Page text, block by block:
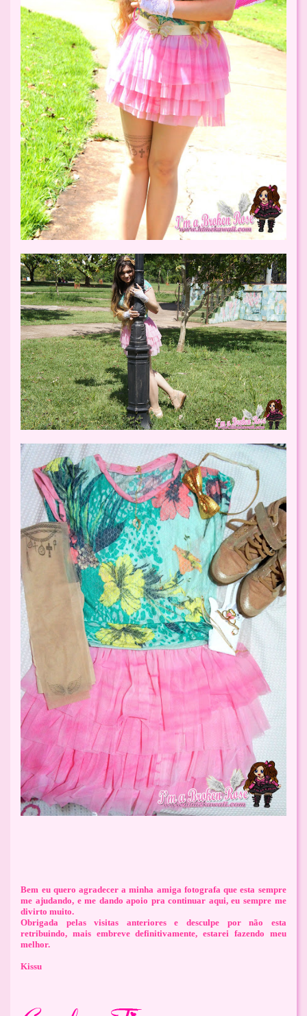
Bem eu quero agradecer a minha amiga fotografa que esta sempre
me ajudando, e me dando apoio pra continuar aqui, eu sempre me
divirto muito.
Obrigada pelas visitas anteriores e desculpe por não esta
retribuindo, mais embreve definitivamente, estarei fazendo meu
melhor.
Kissu